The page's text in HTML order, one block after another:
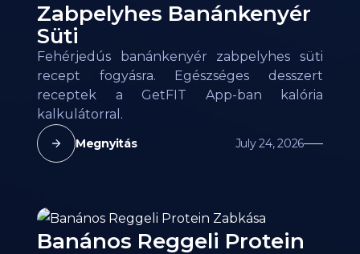
Zabpelyhes Banánkenyér
Süti
Fehérjedús banánkenyér zabpelyhes süti
recept fogyásra. Egészséges desszert
receptek a GetFIT App-ban kalória
kalkulátorral.
Megnyitás July 24, 2026
Banános Reggeli Protein